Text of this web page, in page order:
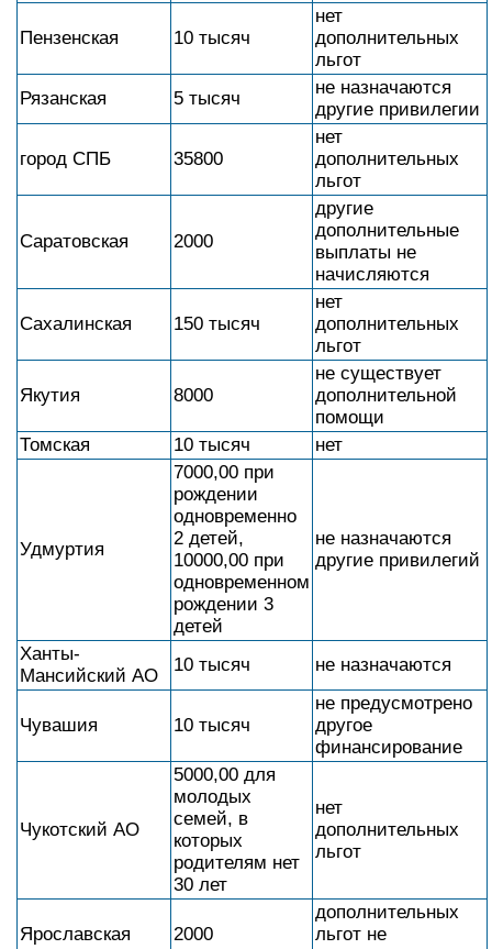
Пензенская 10 тысяч
нет
дополнительных
льгот
Рязанская
5 тысяч
не назначаются
другие привилегии
город СПБ 35800
нет
дополнительных
льгот
Саратовская 2000
другие
дополнительные
выплаты не
начисляются
Сахалинская 150 тысяч
нет
дополнительных
льгот
Якутия 8000
не существует
дополнительной
помощи
Томская
10 тысяч нет
Удмуртия
7000,00 при
рождении
одновременно
2 детей,
10000,00 при
одновременном
рождении 3
детей
не назначаются
другие привилегий
Ханты-
Мансийский АО
10 тысяч не назначаются
Чувашия 10 тысяч
не предусмотрено
другое
финансирование
Чукотский АО
5000,00 для
молодых
семей, в
которых
родителям нет
30 лет
нет
дополнительных
льгот
Ярославская 2000
дополнительных
льгот не